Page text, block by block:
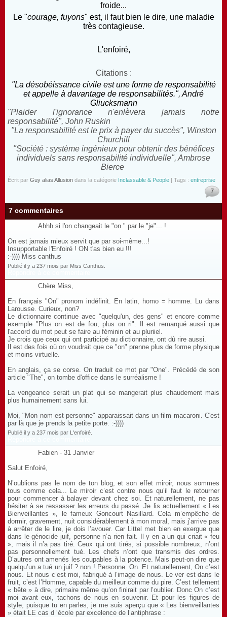
froide...
Le "courage, fuyons" est, il faut bien le dire, une maladie
très contagieuse.
L'enfoiré,
Citations :
"La désobéissance civile est une forme de responsabilité
et appelle à davantage de responsabilités.", André
Gliucksmann
"Plaider l'ignorance n'enlèvera jamais notre
responsabilité", John Ruskin
"La responsabilité est le prix à payer du succès", Winston
Churchill
"Société : système ingénieux pour obtenir des bénéfices
individuels sans responsabilité individuelle", Ambrose
Bierce
Écrit par Guy alias Allusion dans la catégorie Inclassable & People | Tags : entreprise
7
7 commentaires
Ahhh si l'on changeait le "on " par le "je"... !
On est jamais mieux servit que par soi-même...!
Insupportable l'Enfoiré ! ON t'as bien eu !!!
:-)))) Miss canthus
Publié il y a 237 mois par Miss Canthus.
Chère Miss,
En français "On" pronom indéfinit. En latin, homo = homme. Lu dans
Larousse. Curieux, non?
Le dictionnaire continue avec "quelqu'un, des gens" et encore comme
exemple "Plus on est de fou, plus on ri". Il est remarqué aussi que
l'accord du mot peut se faire au féminin et au pluriiel.
Je crois que ceux qui ont participé au dictionnaire, ont dû rire aussi.
Il est des fois où on voudrait que ce "on" prenne plus de forme physique
et moins virtuelle.
En anglais, ça se corse. On traduit ce mot par "One". Précédé de son
article "The", on tombe d'office dans le surréalisme !
La vengeance serait un plat qui se mangerait plus chaudement mais
plus humainement sans lui.
Moi, "Mon nom est personne" apparaissait dans un film macaroni. C'est
par là que je prends la petite porte. :-))))
Publié il y a 237 mois par L'enfoiré.
Fabien - 31 Janvier
Salut Enfoiré,
N’oublions pas le nom de ton blog, et son effet miroir, nous sommes
tous comme cela... Le miroir c’est contre nous qu’il faut le retourner
pour commencer à balayer devant chez soi. Et naturellement, ne pas
hésiter à se ressasser les erreurs du passé. Je lis actuellement « Les
Bienveillantes », le fameux Goncourt Nasillard. Cela m’empêche de
dormir, gravement, nuit considérablement à mon moral, mais j’arrive pas
à arrêter de le lire, je dois l’avouer. Car Littel met bien en exergue que
dans le génocide juif, personne n’a rien fait. Il y en a un qui criait « feu
», mais il n’a pas tiré. Ceux qui ont tirés, si possible nombreux, n’ont
pas personnellement tué. Les chefs n’ont que transmis des ordres.
D’autres ont amenés les coupables à la potence. Mais peut-on dire que
quelqu’un a tué un juif ? non ! Personne. On. Et naturellement, On c’est
nous. Et nous c’est moi, fabriqué à l’image de nous. Le ver est dans le
fruit, c’est l’Homme, capable du meilleur comme du pire. C’est tellement
« bête » à dire, primaire même qu’on finirait par l’oublier. Donc On c’est
moi avant eux, tachons de nous en souvenir. Et pour les figures de
style, puisque tu en parles, je me suis aperçu que « Les bienveillantes
» était LE cas d ‘école par excelence de l’antiphrase :